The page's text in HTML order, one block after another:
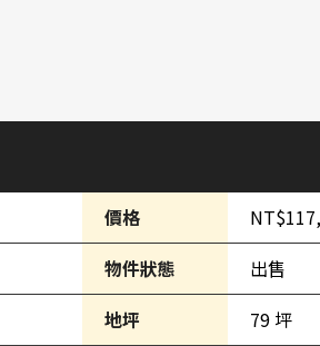
價格
物件狀態
出售
地坪
79 坪